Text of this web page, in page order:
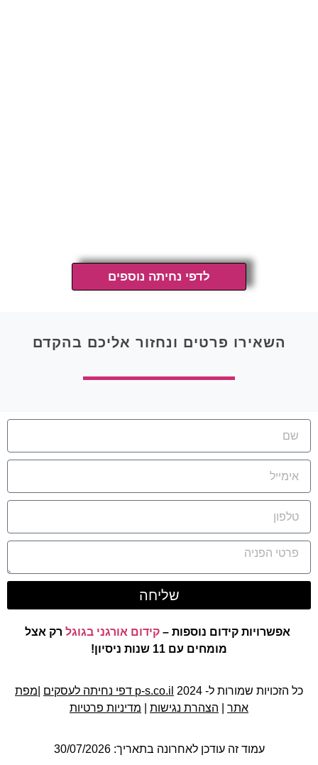
לדפי נחיתה נוספים
השאירו פרטים ונחזור אליכם בהקדם
שליחה
אפשרויות קידום נוספות – קידום אורגני בגוגל רק אצל
מומחים עם 11 שנות ניסיון!
כל הזכויות שמורות ל- 2024 p-s.co.il דפי נחיתה לעסקים
מפת
אתר
הצהרת נגישות מדיניות פרטיות
עמוד זה עודכן לאחרונה בתאריך: 30/07/2026